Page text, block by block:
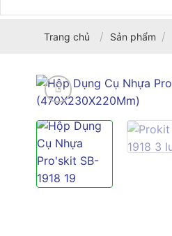
Trang chủ / Sản phẩm /